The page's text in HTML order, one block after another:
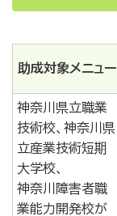
助成対象メニュー
神奈川県立職業
技術校、神奈川県
立産業技術短期
大学校、
神奈川障害者職
業能力開発校が